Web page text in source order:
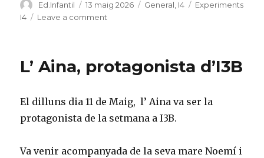
Author
Ed.Infantil
Posted
on
13 maig 2026 Categories
General, I4 Tags
Experiments
I4
Leave a comment
de
a
I4
L’ Aina, protagonista d’I3B
El dilluns dia 11 de Maig, l’ Aina va ser la
protagonista de la setmana a I3B.
Va venir acompanyada de la seva mare Noemí i